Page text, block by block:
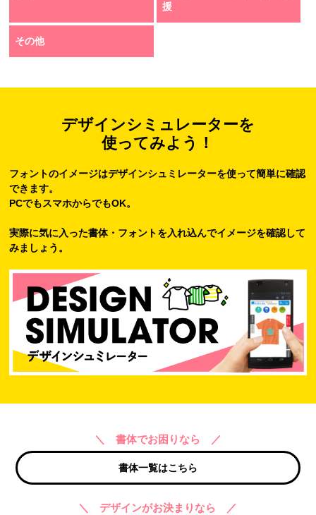
援
その他
デザインシミュレーターを
使ってみよう！
フォントのイメージはデザインシュミレーターを使って簡単に確認
できます。
PCでもスマホからでもOK。
実際に気に入った書体・フォントを入れ込んでイメージを確認して
みましょう。
＼ 書体でお困りなら ／
書体一覧はこちら
＼ デザインがお決まりなら ／